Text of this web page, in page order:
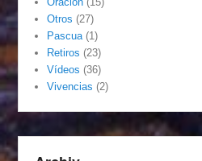
Otros (27)
Pascua (1)
Retiros (23)
Vídeos (36)
Vivencias (2)